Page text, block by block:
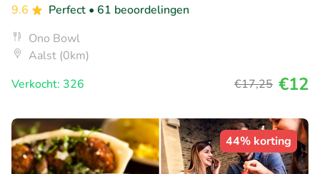
9.6
Perfect • 61 beoordelingen
Ono Bowl
Aalst (0km)
Verkocht: 326
€17,25 €12
44% korting